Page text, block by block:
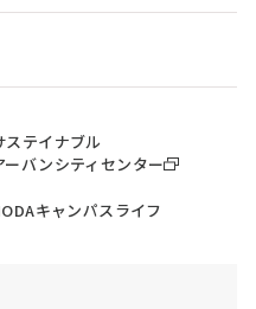
ステイナブル
ーバンシティセンター
キャンパスライフ